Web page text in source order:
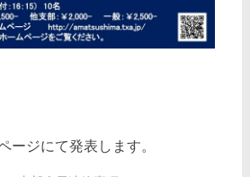
ージにて発表します。